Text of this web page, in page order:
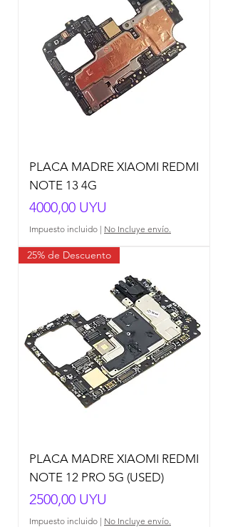
PLACA MADRE XIAOMI REDMI
NOTE 13 4G
Precio
4000,00 UYU
Impuesto incluido | No Incluye envío.
25% de Descuento
PLACA MADRE XIAOMI REDMI
NOTE 12 PRO 5G (USED)
Precio
2500,00 UYU
Impuesto incluido | No Incluye envío.